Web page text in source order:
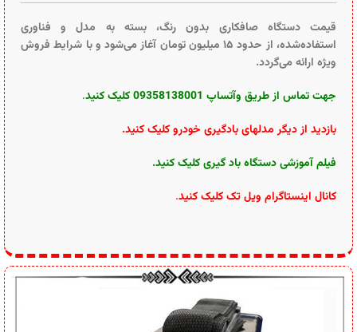
قیمت دستگاه صافکاری بدون رنگ، بسته به مدل و فناوری
استفاده‌شده، از حدود ۱۵ میلیون تومان آغاز می‌شود و با شرایط فروش
ویژه ارائه می‌گردد.
جهت تماس از طریق وآتساپ 09358138001 کلیک کنید
.
بازدید از دیگر مدلهای بادگیری خودرو کلیک کنید.
فیلم آموزشی دستگاه باد گیری کلیک کنید.
کانال اینستاگرام ویل تک کلیک کنید.